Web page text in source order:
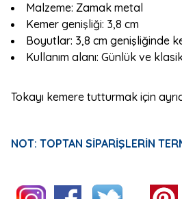
Malzeme: Zamak metal
Kemer genişliği: 3,8 cm
Boyutlar: 3,8 cm genişliğinde
Kullanım alanı: Günlük ve
Tokayı kemere tutturmak için
NOT: TOPTAN SİPARİŞLERİN